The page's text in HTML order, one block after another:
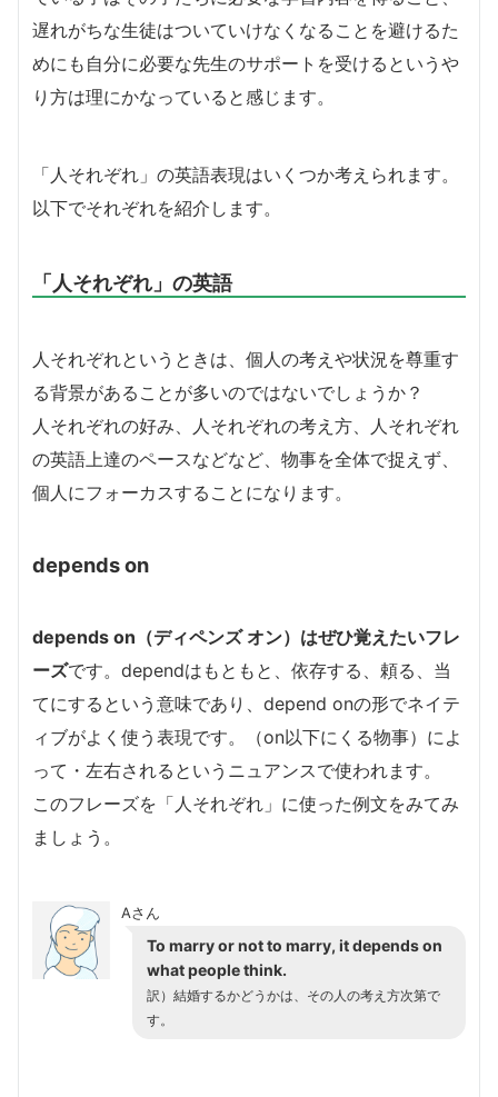
遅れがちな生徒はついていけなくなることを避けるた
めにも自分に必要な先生のサポートを受けるというや
り方は理にかなっていると感じます。
「人それぞれ」の英語表現はいくつか考えられます。
以下でそれぞれを紹介します。
「人それぞれ」の英語
人それぞれというときは、個人の考えや状況を尊重す
る背景があることが多いのではないでしょうか？
人それぞれの好み、人それぞれの考え方、人それぞれ
の英語上達のペースなどなど、物事を全体で捉えず、
個人にフォーカスすることになります。
depends on
depends on（ディペンズ オン）はぜひ覚えたいフレ
ーズです。dependはもともと、依存する、頼る、当
てにするという意味であり、depend onの形でネイテ
ィブがよく使う表現です。（on以下にくる物事）によ
って・左右されるというニュアンスで使われます。
このフレーズを「人それぞれ」に使った例文をみてみ
ましょう。
Aさん
To marry or not to marry, it depends on
what people think.
訳）結婚するかどうかは、その人の考え方次第で
す。